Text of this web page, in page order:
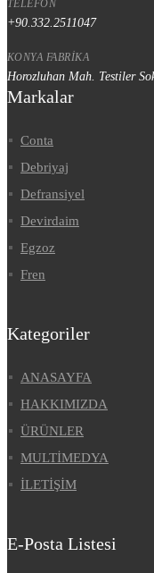
TELEFON
+90.332.2511047
KONYA FABRIKA
Horozluhan Mah. Testiler
Markalar
Conta
Debriyaj
Defransiyel
Devirdaim
Egzoz
Fren
Kategoriler
ANASAYFA
HAKKIMIZDA
ÜRÜNLER
MULTİMEDYA
İLETİŞİM
E-Posta Listesi